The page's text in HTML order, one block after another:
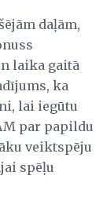
daļām,
laika gaitā
ka
lai iegūtu
par papildu
veiktspēju
spēļu